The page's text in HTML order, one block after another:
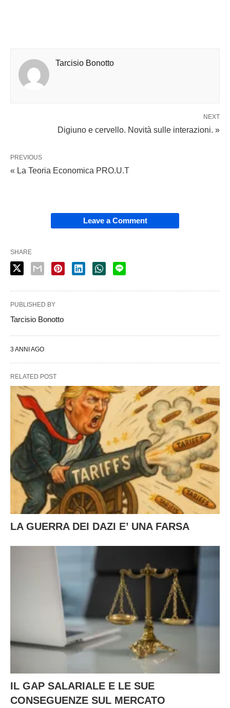
Tarcisio Bonotto
NEXT
Digiuno e cervello. Novità sulle interazioni. »
PREVIOUS
« La Teoria Economica PRO.U.T
Leave a Comment
SHARE
PUBLISHED BY
Tarcisio Bonotto
3 ANNI AGO
RELATED POST
LA GUERRA DEI DAZI E’ UNA FARSA
IL GAP SALARIALE E LE SUE
CONSEGUENZE SUL MERCATO